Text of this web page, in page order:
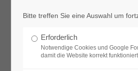
Bitte treffen Sie eine Auswahl um
Erforderlich
Notwendige Cookies und Google
damit die Website korrekt funktioniert